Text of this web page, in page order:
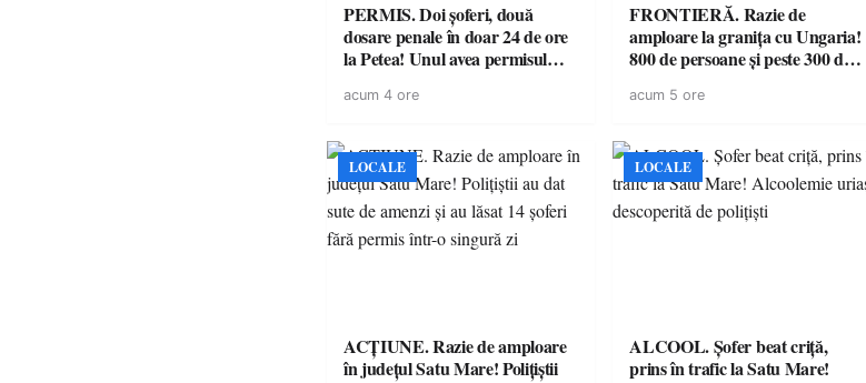
PERMIS. Doi șoferi, două
dosare penale în doar 24 de ore
la Petea! Unul avea permisul
niciodată permis
acum 4 ore
FRONTIERĂ. Razie de
amploare la granița cu Ungaria!
800 de persoane și peste 300 de
acum 5 ore
LOCALE
ACȚIUNE. Razie de amploare
în județul Satu Mare! Polițiștii
LOCALE
ALCOOL. Șofer beat criță,
prins în trafic la Satu Mare!